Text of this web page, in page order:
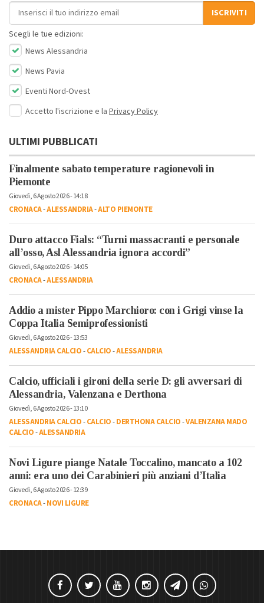
Indirizzo email
ISCRIVITI
Scegli le tue edizioni:
News Alessandria
News Pavia
Eventi Nord-Ovest
Accetto l'iscrizione e la Privacy Policy
ULTIMI PUBBLICATI
Finalmente sabato temperature ragionevoli in
Piemonte
Giovedì, 6 Agosto 2026 - 14:18
CRONACA-ALESSANDRIA-ALTO PIEMONTE
Duro attacco Fials: “Turni massacranti e personale
all’osso, Asl Alessandria ignora accordi”
Giovedì, 6 Agosto 2026 - 14:05
CRONACA-ALESSANDRIA
Addio a mister Pippo Marchioro: con i Grigi vinse la
Coppa Italia Semiprofessionisti
Giovedì, 6 Agosto 2026 - 13:53
ALESSANDRIA CALCIO-CALCIO-ALESSANDRIA
Calcio, ufficiali i gironi della serie D: gli avversari di
Alessandria, Valenzana e Derthona
Giovedì, 6 Agosto 2026 - 13:10
ALESSANDRIA CALCIO-CALCIO-DERTHONA CALCIO-VALENZANA MADO
CALCIO-ALESSANDRIA
Novi Ligure piange Natale Toccalino, mancato a 102
anni: era uno dei Carabinieri più anziani d’Italia
Giovedì, 6 Agosto 2026 - 12:39
CRONACA-NOVI LIGURE